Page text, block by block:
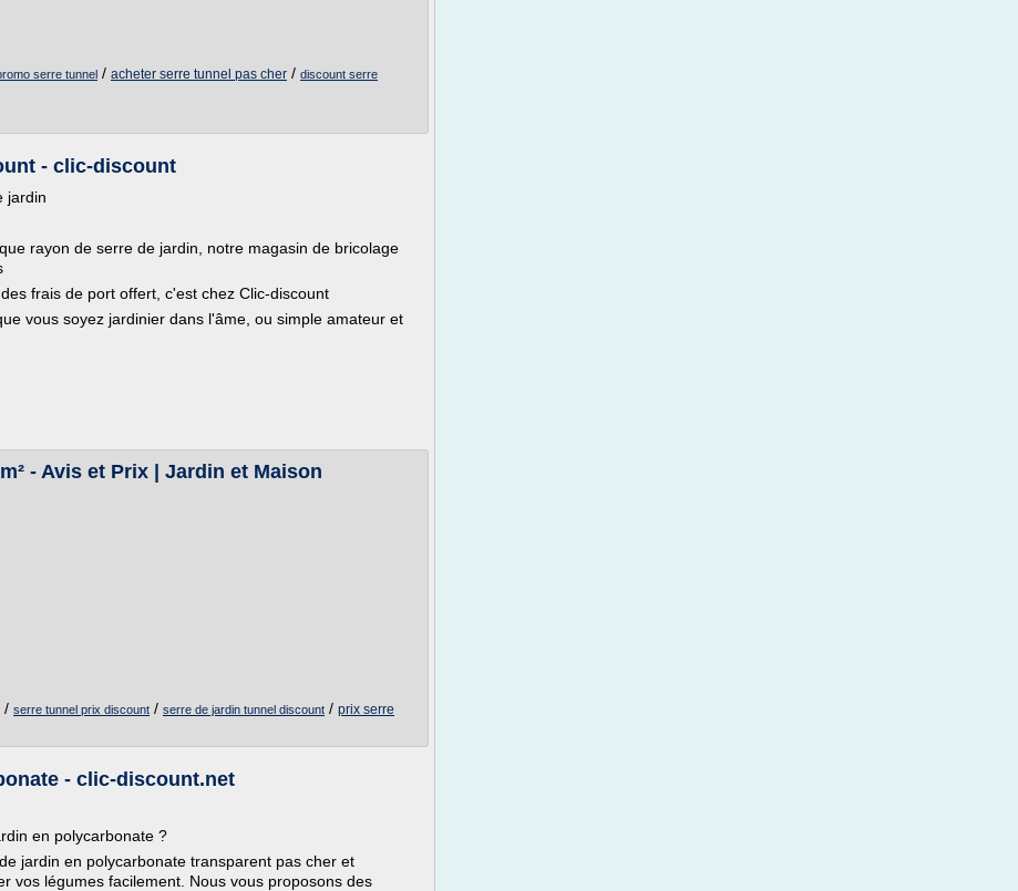
serre tunnel / acheter serre tunnel pas cher / discount serre
- clic-discount
jardin
rayon de serre de jardin, notre magasin de bricolage
frais de port offert, c'est chez Clic-discount
vous soyez jardinier dans l'âme, ou simple amateur et
- Avis et Prix | Jardin et Maison
/ serre tunnel prix discount / serre de jardin tunnel discount / prix serre
- clic-discount.net
en polycarbonate ?
jardin en polycarbonate transparent pas cher et
vos légumes facilement. Nous vous proposons des